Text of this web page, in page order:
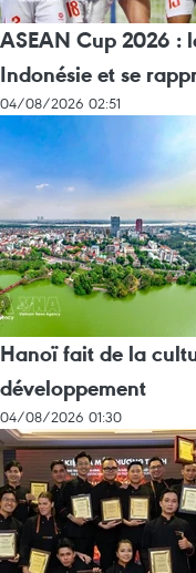
ASEAN Cup 2026 :
Indonésie et se
04/08/2026 02:51
Hanoï fait de la
développement
04/08/2026 01:30